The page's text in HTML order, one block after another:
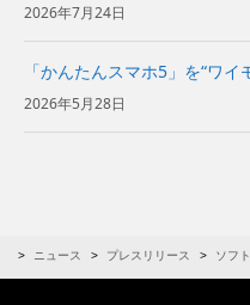
2026年7月24日
「かんたんスマホ5」を“ワ
2026年5月28日
ニュース プレスリリース ソフ